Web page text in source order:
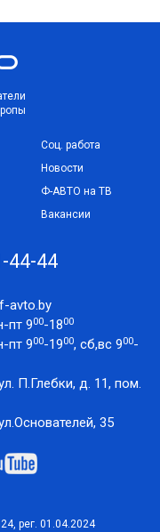
Соц. работа
Новости
Ф-АВТО на ТВ
Вакансии
44-44
avto.by
пт 900-1800
пт 900-1900, сб,вс 900-
П.Глебки, д. 11, пом.
35
рег. 01.04.2024